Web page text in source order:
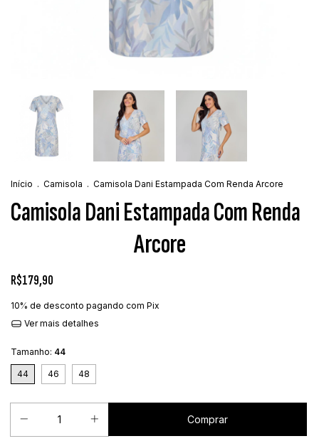
Início . Camisola . Camisola Dani Estampada Com Renda Arcore
Camisola Dani Estampada Com Renda
Arcore
R$179,90
10% de desconto pagando com Pix
Ver mais detalhes
Tamanho: 44
44 46 48